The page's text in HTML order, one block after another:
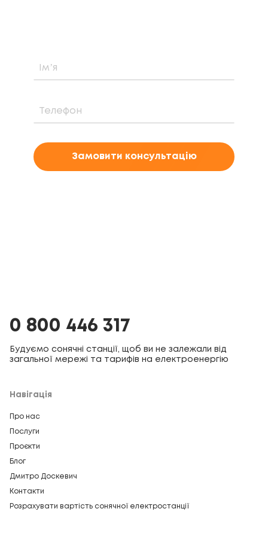
Замовити консультацію
0 800 446 317
Будуємо сонячні станції, щоб ви не залежали від
загальної мережі та тарифів на електроенергію
Навігація
Про нас
Послуги
Проєкти
Блог
Дмитро Доскевич
Контакти
Розрахувати вартість сонячної електростанції